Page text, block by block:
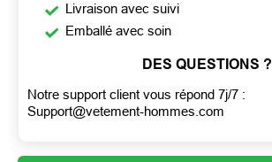
Livraison avec suivi
Emballé avec soin
DES QUESTIONS ?
Notre support client vous répond 7j/7 :
Support@vetement-hommes.com